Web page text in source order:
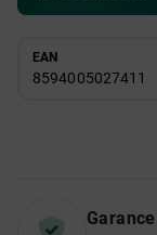
EAN
8594005027411